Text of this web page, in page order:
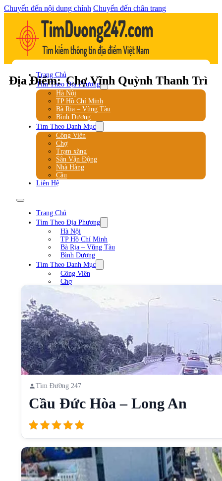
Chuyển đến nội dung chính Chuyển đến chân trang
Trang Chủ
Tìm Theo Địa Phương
Hà Nội
TP Hồ Chí Minh
Bà Rịa – Vũng Tàu
Bình Dương
Tìm Theo Danh Mục
Công Viên
Chợ
Trạm xăng
Sân Vận Động
Nhà Hàng
Cầu
Liên Hệ
Trang Chủ
Tìm Theo Địa Phương
Hà Nội
TP Hồ Chí Minh
Bà Rịa – Vũng Tàu
Bình Dương
Tìm Theo Danh Mục
Công Viên
Chợ
Sân Vận Động
Cầu
Liên Hệ
Địa Điểm: Chợ Vĩnh Quỳnh Thanh Trì
Tìm Đường 247
Cầu Đức Hòa – Long An